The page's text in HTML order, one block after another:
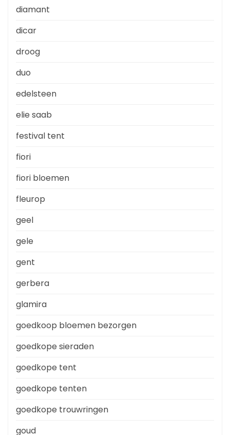
diamant
dicar
droog
duo
edelsteen
elie saab
festival tent
fiori
fiori bloemen
fleurop
geel
gele
gent
gerbera
glamira
goedkoop bloemen bezorgen
goedkope sieraden
goedkope tent
goedkope tenten
goedkope trouwringen
goud